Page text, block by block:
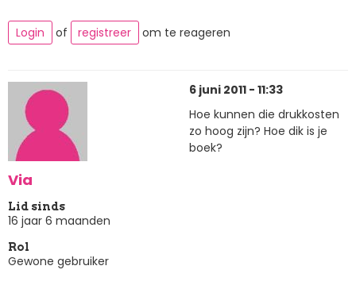
Login of registreer om te reageren
Via
Lid sinds
16 jaar 6 maanden
Rol
Gewone gebruiker
6 juni 2011 - 11:33
Hoe kunnen die drukkosten
zo hoog zijn? Hoe dik is je
boek?